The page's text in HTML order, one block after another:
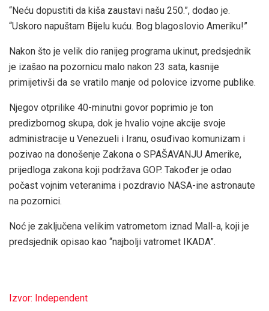
“Neću dopustiti da kiša zaustavi našu 250.”, dodao je.
“Uskoro napuštam Bijelu kuću. Bog blagoslovio Ameriku!”
Nakon što je velik dio ranijeg programa ukinut, predsjednik
je izašao na pozornicu malo nakon 23 sata, kasnije
primijetivši da se vratilo manje od polovice izvorne publike.
Njegov otprilike 40-minutni govor poprimio je ton
predizbornog skupa, dok je hvalio vojne akcije svoje
administracije u Venezueli i Iranu, osuđivao komunizam i
pozivao na donošenje Zakona o SPAŠAVANJU Amerike,
prijedloga zakona koji podržava GOP. Također je odao
počast vojnim veteranima i pozdravio NASA-ine astronaute
na pozornici.
Noć je zaključena velikim vatrometom iznad Mall-a, koji je
predsjednik opisao kao “najbolji vatromet IKADA”.
Izvor: Independent